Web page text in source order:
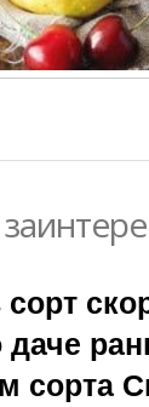
даче
сорта